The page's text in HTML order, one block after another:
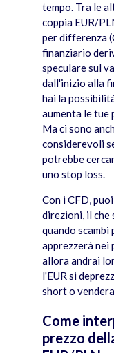
tempo. Tra le
coppia EUR/
per differenza
finanziario
speculare sul
dall'inizio alla
hai la
aumenta le
Ma ci sono
considerevoli
potrebbe
uno stop loss.
Con i CFD,
direzioni, il che
quando scambi
apprezzerà nei
allora andrai
l'EUR si
short o
Come
prezzo